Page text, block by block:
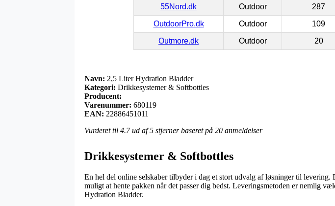
55Nord.dk Outdoor 287
OutdoorPro.dk Outdoor 109
Outmore.dk Outdoor 20
Navn: 2,5 Liter Hydration Bladder
Kategori: Drikkesystemer & Softbottles
Producent:
Varenummer: 680119
EAN: 22886451011
Vurderet til 4.7ud af 5 stjerner baseret på 20 anmeldelser
Drikkesystemer & Softbottles
En hel del online selskaber tilbyder i dag et stort udvalg af løsninger til
muligt at hente pakken når det passer dig bedst. Leveringsmetoden er nemlig
Hydration Bladder.